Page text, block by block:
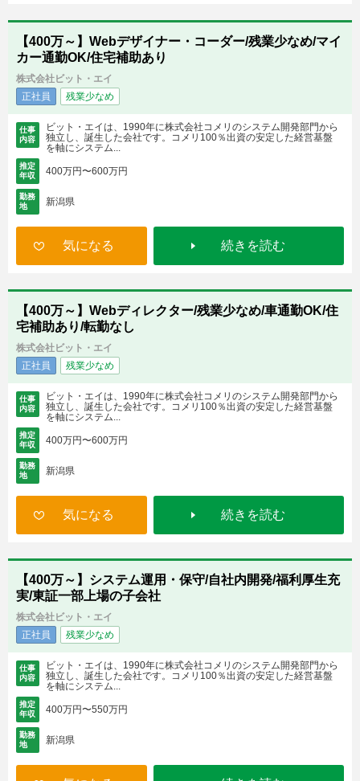
【400万～】Webデザイナー・コーダー/残業少なめ/マイ
カー通勤OK/住宅補助あり
株式会社ビット・エイ
正社員
残業少なめ
仕事
内容
ビット・エイは、1990年に株式会社コメリのシステム開発部門から
独立し、誕生した会社です。コメリ100％出資の安定した経営基盤
を軸にシステム...
推定
年収
400万円〜600万円
勤務
地
新潟県
気になる 続きを読む
【400万～】Webディレクター/残業少なめ/車通勤OK/住
宅補助あり/転勤なし
株式会社ビット・エイ
正社員
残業少なめ
仕事
内容
ビット・エイは、1990年に株式会社コメリのシステム開発部門から
独立し、誕生した会社です。コメリ100％出資の安定した経営基盤
を軸にシステム...
推定
年収
400万円〜600万円
勤務
地
新潟県
気になる 続きを読む
【400万～】システム運用・保守/自社内開発/福利厚生充
実/東証一部上場の子会社
株式会社ビット・エイ
正社員
残業少なめ
仕事
内容
ビット・エイは、1990年に株式会社コメリのシステム開発部門から
独立し、誕生した会社です。コメリ100％出資の安定した経営基盤
を軸にシステム...
推定
年収
400万円〜550万円
勤務
地
新潟県